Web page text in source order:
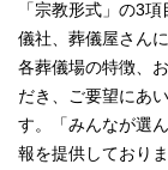
「宗教形式」の3
儀社、葬儀屋さん
各葬儀場の特徴、
だき、ご要望にあ
す。「みんなが選
報を提供しており